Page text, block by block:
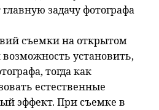
задачу фотографа
съемки на открытом
возможность установить,
тогда как
естественные
эффект. При съемке в